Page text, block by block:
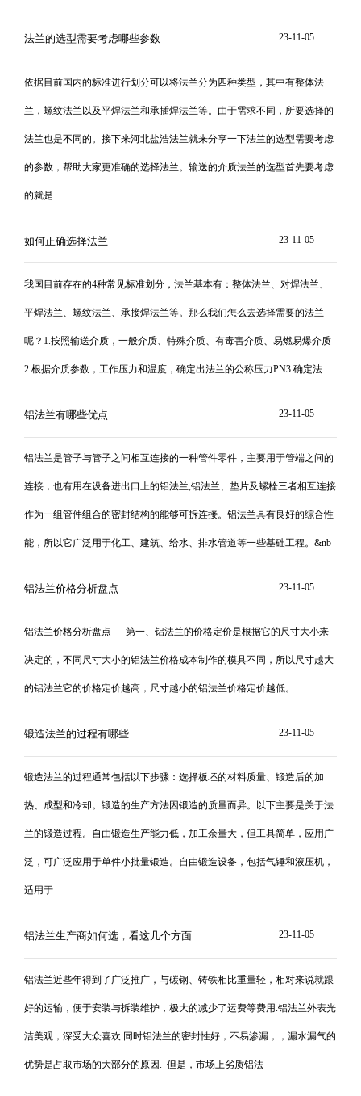
23-11-05
法兰的选型需要考虑哪些参数
依据目前国内的标准进行划分可以将法兰分为四种类型，其中有整体法
兰，螺纹法兰以及平焊法兰和承插焊法兰等。由于需求不同，所要选择的
法兰也是不同的。接下来河北盐浩法兰就来分享一下法兰的选型需要考虑
的参数，帮助大家更准确的选择法兰。输送的介质法兰的选型首先要考虑
的就是
23-11-05
如何正确选择法兰
我国目前存在的4种常见标准划分，法兰基本有：整体法兰、对焊法兰、
平焊法兰、螺纹法兰、承接焊法兰等。那么我们怎么去选择需要的法兰
呢？1.按照输送介质，一般介质、特殊介质、有毒害介质、易燃易爆介质
2.根据介质参数，工作压力和温度，确定出法兰的公称压力PN3.确定法
23-11-05
铝法兰有哪些优点
铝法兰是管子与管子之间相互连接的一种管件零件，主要用于管端之间的
连接，也有用在设备进出口上的铝法兰,铝法兰、垫片及螺栓三者相互连接
作为一组管件组合的密封结构的能够可拆连接。铝法兰具有良好的综合性
能，所以它广泛用于化工、建筑、给水、排水管道等一些基础工程。&nb
23-11-05
铝法兰价格分析盘点
铝法兰价格分析盘点 第一、铝法兰的价格定价是根据它的尺寸大小来
决定的，不同尺寸大小的铝法兰价格成本制作的模具不同，所以尺寸越大
的铝法兰它的价格定价越高，尺寸越小的铝法兰价格定价越低。
23-11-05
锻造法兰的过程有哪些
锻造法兰的过程通常包括以下步骤：选择板坯的材料质量、锻造后的加
热、成型和冷却。锻造的生产方法因锻造的质量而异。以下主要是关于法
兰的锻造过程。自由锻造生产能力低，加工余量大，但工具简单，应用广
泛，可广泛应用于单件小批量锻造。自由锻造设备，包括气锤和液压机，
适用于
23-11-05
铝法兰生产商如何选，看这几个方面
铝法兰近些年得到了广泛推广，与碳钢、铸铁相比重量轻，相对来说就跟
好的运输，便于安装与拆装维护，极大的减少了运费等费用.铝法兰外表光
洁美观，深受大众喜欢.同时铝法兰的密封性好，不易渗漏，，漏水漏气的
优势是占取市场的大部分的原因. 但是，市场上劣质铝法